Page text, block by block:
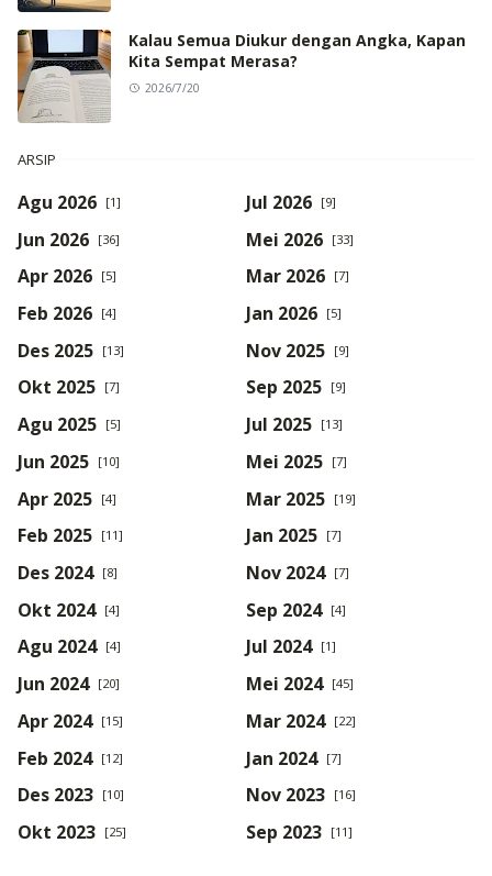
Kalau Semua Diukur dengan Angka, Kapan
Kita Sempat Merasa?
2026/7/20
ARSIP
Agu 2026 [1] Jul 2026 [9]
Jun 2026 [36] Mei 2026 [33]
Apr 2026 [5] Mar 2026 [7]
Feb 2026 [4] Jan 2026 [5]
Des 2025 [13] Nov 2025 [9]
Okt 2025 [7] Sep 2025 [9]
Agu 2025 [5] Jul 2025 [13]
Jun 2025 [10] Mei 2025 [7]
Apr 2025 [4] Mar 2025 [19]
Feb 2025 [11] Jan 2025 [7]
Des 2024 [8] Nov 2024 [7]
Okt 2024 [4] Sep 2024 [4]
Agu 2024 [4] Jul 2024 [1]
Jun 2024 [20] Mei 2024 [45]
Apr 2024 [15] Mar 2024 [22]
Feb 2024 [12] Jan 2024 [7]
Des 2023 [10] Nov 2023 [16]
Okt 2023 [25] Sep 2023 [11]